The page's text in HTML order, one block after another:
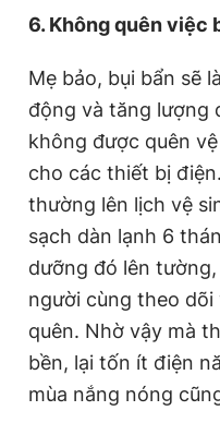
6. Không quên việc
Mẹ bảo, bụi bẩn sẽ
động và tăng lượng
không được quên
cho các thiết bị
thường lên lịch vệ
sạch dàn lạnh 6
dưỡng đó lên
người cùng theo dõi
quên. Nhờ vậy mà
bền, lại tốn ít điện
mùa nắng nóng